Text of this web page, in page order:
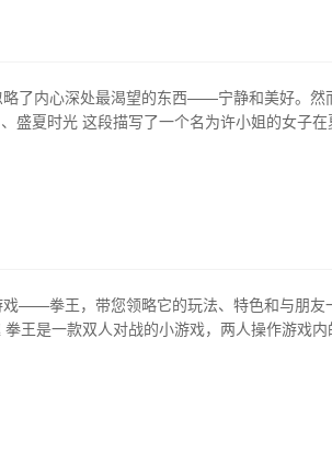
了内心深处最渴望的东西——宁静和美好。然
盛夏时光 这段描写了一个名为许小姐的女子在
——拳王，带您领略它的玩法、特色和与朋友
王是一款双人对战的小游戏，两人操作游戏内